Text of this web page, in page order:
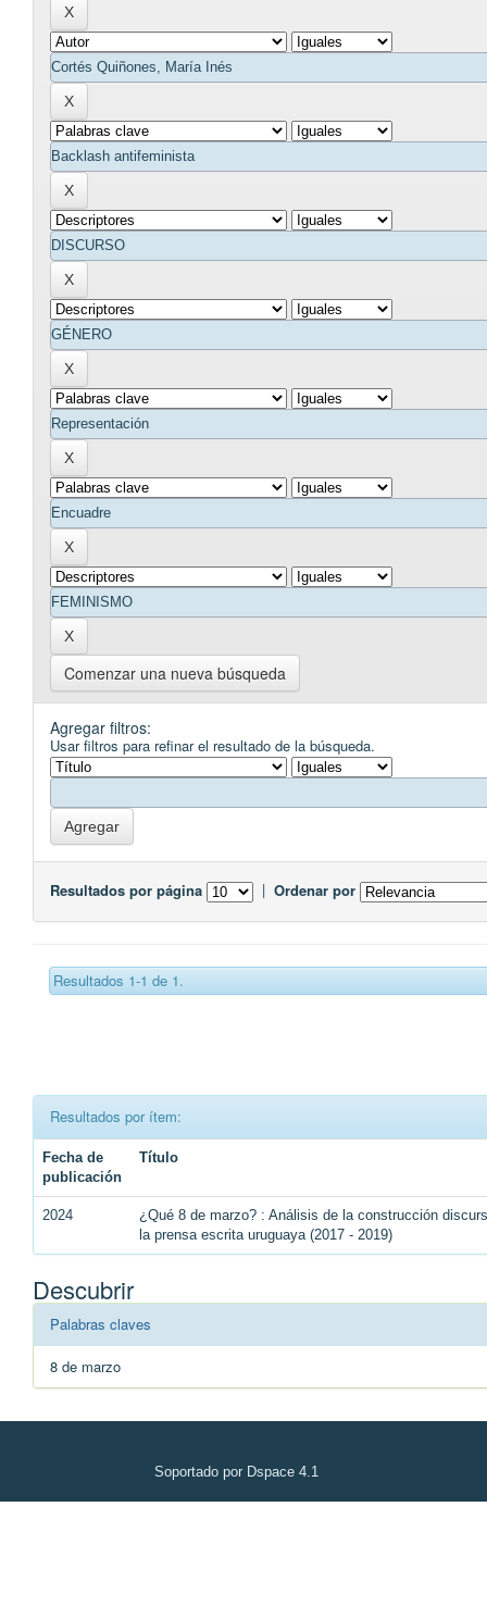
Comenzar una nueva búsqueda
Agregar filtros:
Usar filtros para refinar el resultado de la búsqueda.
Resultados por página | Ordenar por
Resultados 1-1 de 1.
Resultados por ítem:
Fecha de
publicación
Título
2024
¿Qué 8 de marzo? : Análisis de la construcción
la prensa escrita uruguaya (2017 - 2019)
Descubrir
Palabras claves
8 de marzo
Soportado por Dspace 4.1